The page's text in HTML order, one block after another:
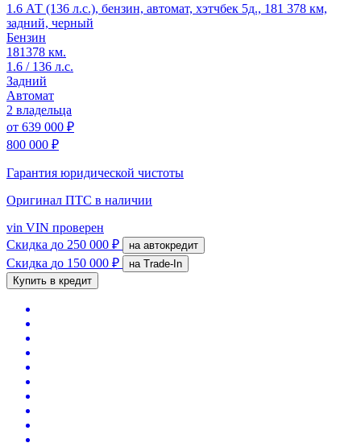
1.6 АТ (136 л.с.), бензин, автомат, хэтчбек 5д., 181 378 км,
задний, черный
Бензин
181378 км.
1.6 / 136 л.с.
Задний
Автомат
2 владельца
от 639 000 ₽
800 000 ₽
Гарантия юридической чистоты
Оригинал ПТС в наличии
vin VIN проверен
Скидка до 250 000 ₽ на автокредит
Скидка до 150 000 ₽
на Trade-In
Купить в кредит